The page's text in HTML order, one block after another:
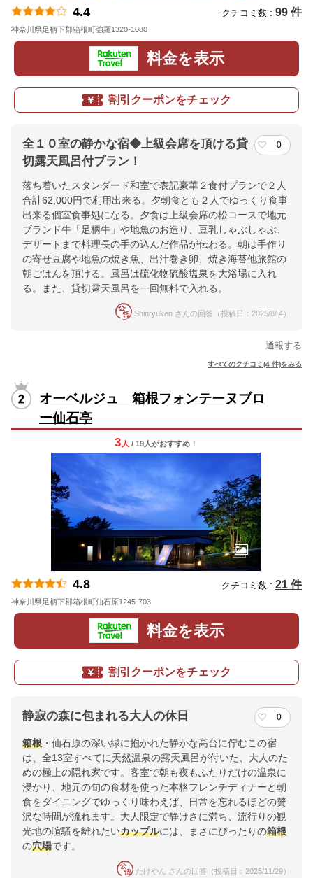
4.4 クチコミ数 : 99 件
神奈川県足柄下郡箱根町強羅1320-1080
料金を表示
割引クーポンをチェック
全１０室の静かな宿◆上級会席を頂ける貸
切露天風呂付プラン！
0
落ち着いたスタンダード和室で表記豪華２食付プランで２人
合計62,000円で利用出来る。夕朝食とも２人でゆっくり食事
出来る個室食事処になる。夕食は上級会席の松コースで地元
ブランド牛「足柄牛」や地魚のお造り、豆乳しゃぶしゃぶ、
デザートまで料理長の手の込んだ作品が伝わる。朝は手作り
の寄せ豆腐や地魚の焼き魚、出汁巻き卵、焼き海苔他旅館の
朝ごはんを頂ける。風呂は硫化物硫酸塩泉を大浴場に入れ
る。また、貸切露天風呂を一回無料で入れる。
Shinryuken さんの回答（投稿日：2025/8/ 4）
通報する
すべてのクチコミ(4 件)をみる
オーベルジュ 箱根フォンテーヌブロ
ー仙石亭
3 人 / 19人がおすすめ！
4.8 クチコミ数 : 21 件
神奈川県足柄下郡箱根町仙石原1245-703
料金を表示
割引クーポンをチェック
静寂の森に包まれる大人の休日 0
箱根 ・仙石原の深い緑に抱かれた静かな高台に佇むこの宿
は、全13室すべてに天然温泉の露天風呂が付いた、大人のた
めの極上の隠れ家です。客室で朝も夜もふたりだけの温泉に
浸かり、地元の旬の食材を使った本格フレンチディナーと朝
食をダイニングでゆっくり味わえば、日常を忘れるほどの贅
沢な時間が流れます。大人限定で静けさに満ち、流行りの観
光地の喧騒を離れたいカップルには、まさにぴったりの箱根
の穴場です。
たけやん さんの回答（投稿日：2025/11/29）